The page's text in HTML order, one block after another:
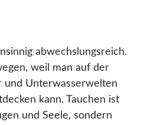
abwechslungsreich.
weil man auf der
und Unterwasserwelten
kann. Tauchen ist
und Seele, sondern